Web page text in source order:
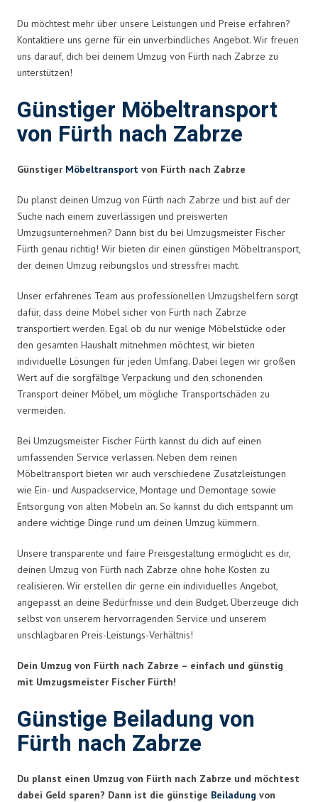
Du möchtest mehr über unsere Leistungen und Preise erfahren?
Kontaktiere uns gerne für ein unverbindliches Angebot. Wir freuen
uns darauf, dich bei deinem Umzug von Fürth nach Zabrze zu
unterstützen!
Günstiger Möbeltransport
von Fürth nach Zabrze
Günstiger Möbeltransport von Fürth nach Zabrze
Du planst deinen Umzug von Fürth nach Zabrze und bist auf der
Suche nach einem zuverlässigen und preiswerten
Umzugsunternehmen? Dann bist du bei Umzugsmeister Fischer
Fürth genau richtig! Wir bieten dir einen günstigen Möbeltransport,
der deinen Umzug reibungslos und stressfrei macht.
Unser erfahrenes Team aus professionellen Umzugshelfern sorgt
dafür, dass deine Möbel sicher von Fürth nach Zabrze
transportiert werden. Egal ob du nur wenige Möbelstücke oder
den gesamten Haushalt mitnehmen möchtest, wir bieten
individuelle Lösungen für jeden Umfang. Dabei legen wir großen
Wert auf die sorgfältige Verpackung und den schonenden
Transport deiner Möbel, um mögliche Transportschäden zu
vermeiden.
Bei Umzugsmeister Fischer Fürth kannst du dich auf einen
umfassenden Service verlassen. Neben dem reinen
Möbeltransport bieten wir auch verschiedene Zusatzleistungen
wie Ein- und Auspackservice, Montage und Demontage sowie
Entsorgung von alten Möbeln an. So kannst du dich entspannt um
andere wichtige Dinge rund um deinen Umzug kümmern.
Unsere transparente und faire Preisgestaltung ermöglicht es dir,
deinen Umzug von Fürth nach Zabrze ohne hohe Kosten zu
realisieren. Wir erstellen dir gerne ein individuelles Angebot,
angepasst an deine Bedürfnisse und dein Budget. Überzeuge dich
selbst von unserem hervorragenden Service und unserem
unschlagbaren Preis-Leistungs-Verhältnis!
Dein Umzug von Fürth nach Zabrze – einfach und günstig
mit Umzugsmeister Fischer Fürth!
Günstige Beiladung von
Fürth nach Zabrze
Du planst einen Umzug von Fürth nach Zabrze und möchtest
dabei Geld sparen? Dann ist die günstige Beiladung von